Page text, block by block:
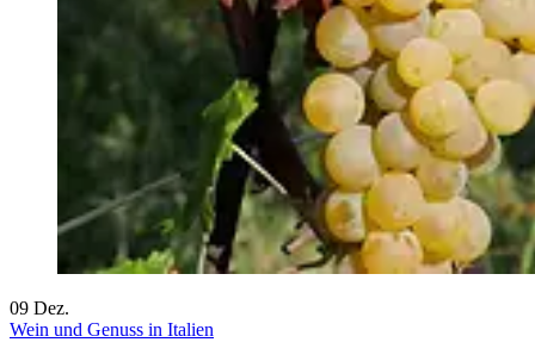
09 Dez.
Wein und Genuss in Italien